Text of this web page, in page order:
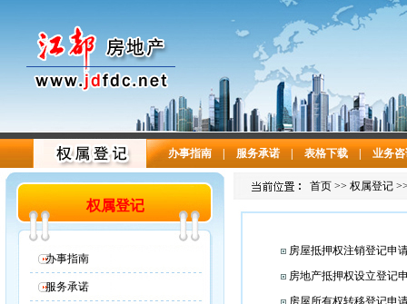
办事指南 服务承诺 表格下载 业务
权属登记
办事指南
服务承诺
首页 >> 权属登记
房屋抵押权注销登记申
房地产抵押权设立登记
房屋所有权转移登记申